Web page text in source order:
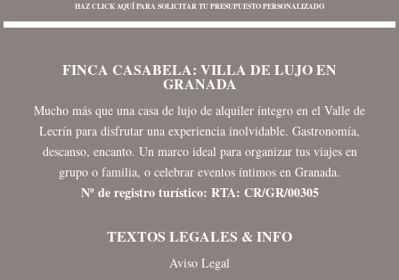
HAZ CLICK AQUÍ PARA SOLICITAR TU PRESUPUESTO PERSONALIZADO
FINCA CASABELA: VILLA DE LUJO EN
GRANADA
Mucho más que una casa de lujo de alquiler íntegro en el Valle de
Lecrín para disfrutar una experiencia inolvidable. Gastronomía,
descanso, encanto. Un marco ideal para organizar tus viajes en
grupo o familia, o celebrar eventos íntimos en Granada.
Nº de registro turístico: RTA: CR/GR/00305
TEXTOS LEGALES & INFO
Aviso Legal